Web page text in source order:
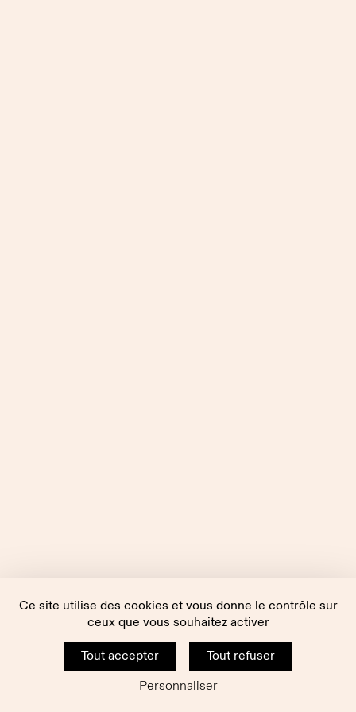
Ce site utilise des cookies et vous donne le contrôle sur
ceux que vous souhaitez activer
Tout accepter
Tout refuser
Personnaliser